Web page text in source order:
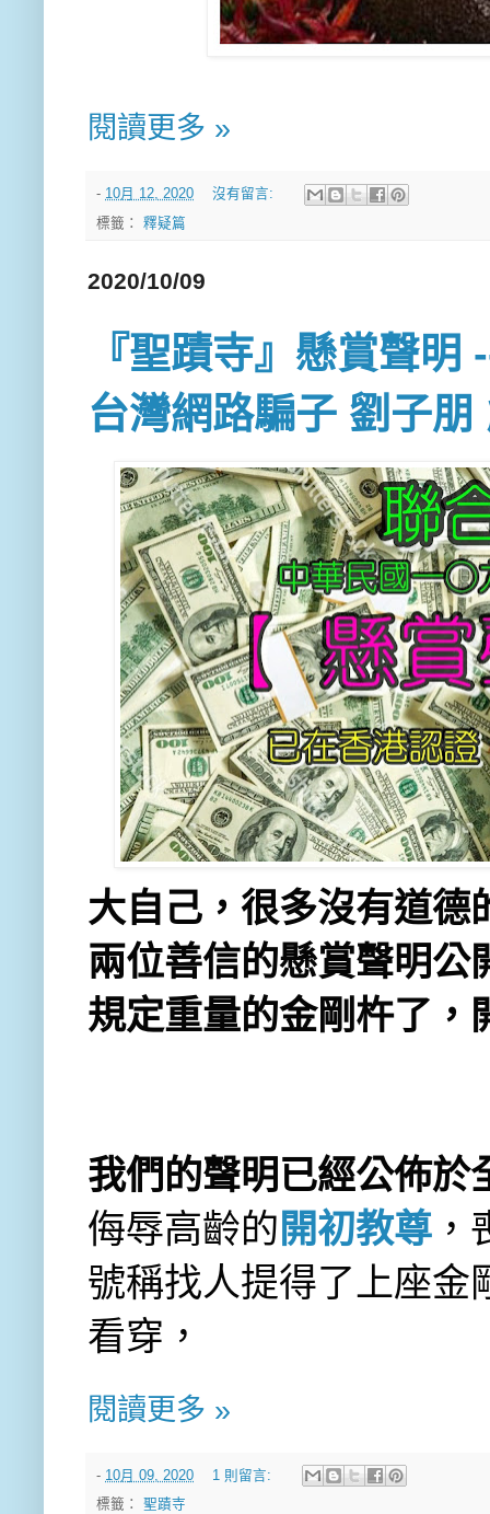
閱讀更多 »
- 10月 12, 2020
沒有留言:
標籤： 釋疑篇
2020/10/09
『聖蹟寺』懸賞聲
台灣網路騙子 劉子
大自己，很多沒有道德
兩位善信的懸賞聲明公
規定重量的金剛杵了，
我們的聲明已經公佈於
侮辱高齡的 開初教尊
號稱找人提得了上座金
看穿，
閱讀更多 »
- 10月 09, 2020
1 則留言:
標籤： 聖蹟寺